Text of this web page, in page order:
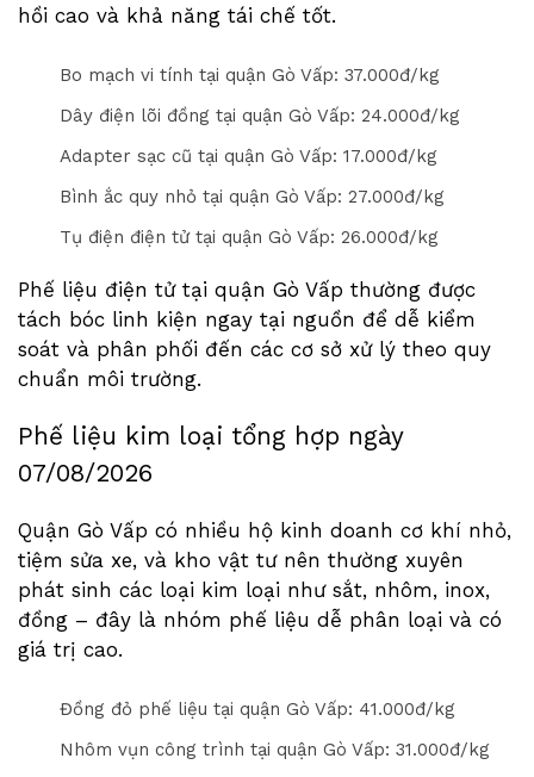
hồi cao và khả năng tái chế tốt.
Bo mạch vi tính tại quận Gò Vấp: 37.000đ/kg
Dây điện lõi đồng tại quận Gò Vấp: 24.000đ/kg
Adapter sạc cũ tại quận Gò Vấp: 17.000đ/kg
Bình ắc quy nhỏ tại quận Gò Vấp: 27.000đ/kg
Tụ điện điện tử tại quận Gò Vấp: 26.000đ/kg
Phế liệu điện tử tại quận Gò Vấp thường được
tách bóc linh kiện ngay tại nguồn để dễ kiểm
soát và phân phối đến các cơ sở xử lý theo quy
chuẩn môi trường.
Phế liệu kim loại tổng hợp ngày
07/08/2026
Quận Gò Vấp có nhiều hộ kinh doanh cơ khí nhỏ,
tiệm sửa xe, và kho vật tư nên thường xuyên
phát sinh các loại kim loại như sắt, nhôm, inox,
đồng – đây là nhóm phế liệu dễ phân loại và có
giá trị cao.
Đồng đỏ phế liệu tại quận Gò Vấp: 41.000đ/kg
Nhôm vụn công trình tại quận Gò Vấp: 31.000đ/kg